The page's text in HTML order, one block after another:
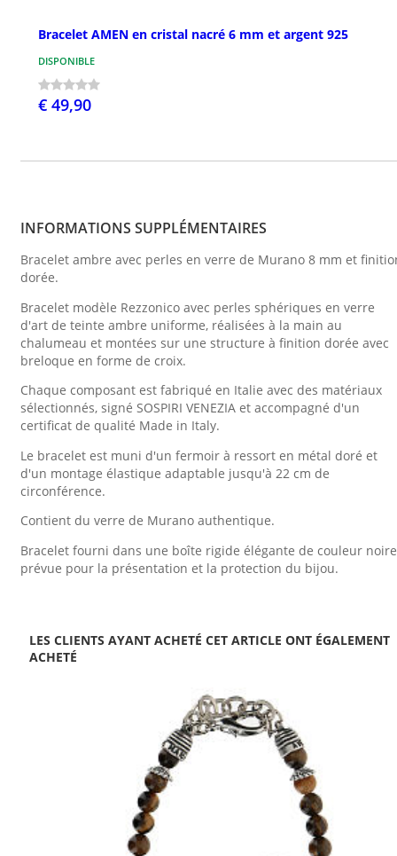
Bracelet AMEN en cristal nacré 6 mm et argent 925
DISPONIBLE
€ 49,90
INFORMATIONS SUPPLÉMENTAIRES
Bracelet ambre avec perles en verre de Murano 8 mm et
dorée.
Bracelet modèle Rezzonico avec perles sphériques en verre
d'art de teinte ambre uniforme, réalisées à la main au
chalumeau et montées sur une structure à finition dorée avec
breloque en forme de croix.
Chaque composant est fabriqué en Italie avec des matériaux
sélectionnés, signé SOSPIRI VENEZIA et accompagné d'un
certificat de qualité Made in Italy.
Le bracelet est muni d'un fermoir à ressort en métal doré et
d'un montage élastique adaptable jusqu'à 22 cm de
circonférence.
Contient du verre de Murano authentique.
Bracelet fourni dans une boîte rigide élégante de couleur
prévue pour la présentation et la protection du bijou.
LES CLIENTS AYANT ACHETÉ CET ARTICLE ONT ÉGALEMENT
ACHETÉ